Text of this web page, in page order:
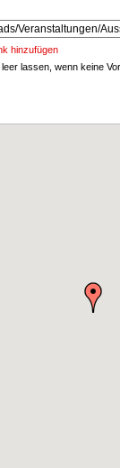
hinzufügen
lassen, wenn keine